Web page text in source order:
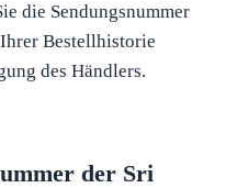
die Sendungsnummer
Bestellhistorie
des Händlers.
der Sri